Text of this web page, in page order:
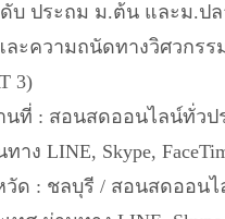
บ ประถม ม.ต้น และม.ปล
ละความถนัดทางวิศวกรร
3)
นที่ : สอนสดออนไลน์ทั่วป
ทาง LINE, Skype,
วัด : ชลบุรี / สอนสดออนไ